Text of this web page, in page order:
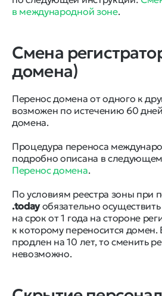
в международной зоне.
Смена
домена)
Перенос домена от одного к
возможен по истечению 60
домена.
Процедура переноса
подробно описана в
Перенос домена.
По условиям реестра зоны при
.todayобязательно
на срок от 1 года на стороне
к которому переносится
продлен на 10 лет, то сменить
невозможно.